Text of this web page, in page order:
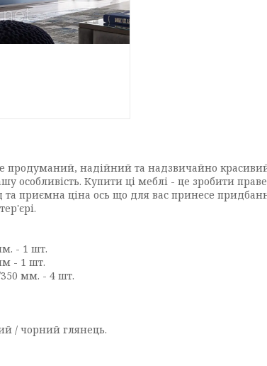
продуманий, надійний та надзвичайно
особливість. Купити ці меблі - це зробити
приємна ціна ось що для вас принесе
- 1 шт.
- 1 шт.
мм. - 4 шт.
/ чорний глянець.